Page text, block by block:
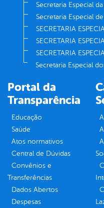
Secretaria Especial
Secretaria Especial
SECRETARIA
SECRETARIA
SECRETARIA
Secretaria Especial
Portal da
Transparência
Educação
Saúde
Atos normativos
Central de Dúvidas
Convênios e
Transferências
Dados Abertos
Despesas